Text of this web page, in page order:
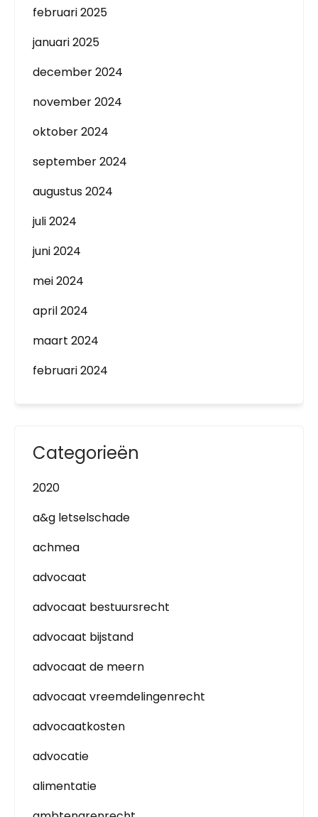
februari 2025
januari 2025
december 2024
november 2024
oktober 2024
september 2024
augustus 2024
juli 2024
juni 2024
mei 2024
april 2024
maart 2024
februari 2024
Categorieën
2020
a&g letselschade
achmea
advocaat
advocaat bestuursrecht
advocaat bijstand
advocaat de meern
advocaat vreemdelingenrecht
advocaatkosten
advocatie
alimentatie